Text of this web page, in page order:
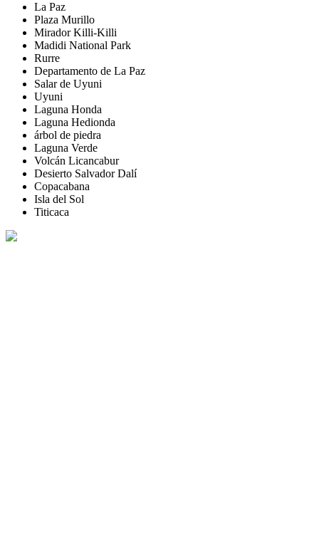
La Paz
Plaza Murillo
Mirador Killi-Killi
Madidi National Park
Rurre
Departamento de La Paz
Salar de Uyuni
Uyuni
Laguna Honda
Laguna Hedionda
árbol de piedra
Laguna Verde
Volcán Licancabur
Desierto Salvador Dalí
Copacabana
Isla del Sol
Titicaca